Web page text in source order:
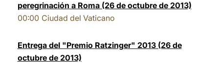
peregrinación a Roma (26 de octubre de 2013)
00:00 Ciudad del Vaticano
Entrega del "Premio Ratzinger" 2013 (26 de
octubre de 2013)